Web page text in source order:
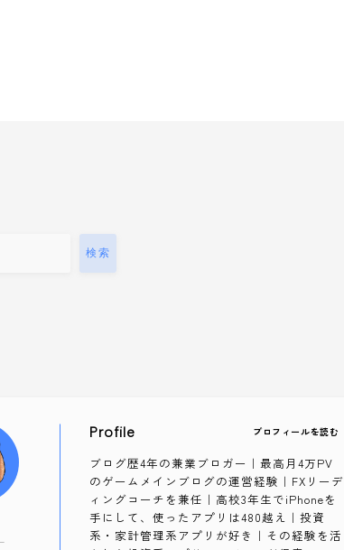
検索
Profile
ブログ歴4年の兼業ブロガー｜最高月4万PV
のゲームメインブログの運営経験｜FXリーデ
ィングコーチを兼任｜高校3年生でiPhoneを
手にして、使ったアプリは480越え｜投資
系・家計管理系アプリが好き｜その経験を活
プロフィールを読む